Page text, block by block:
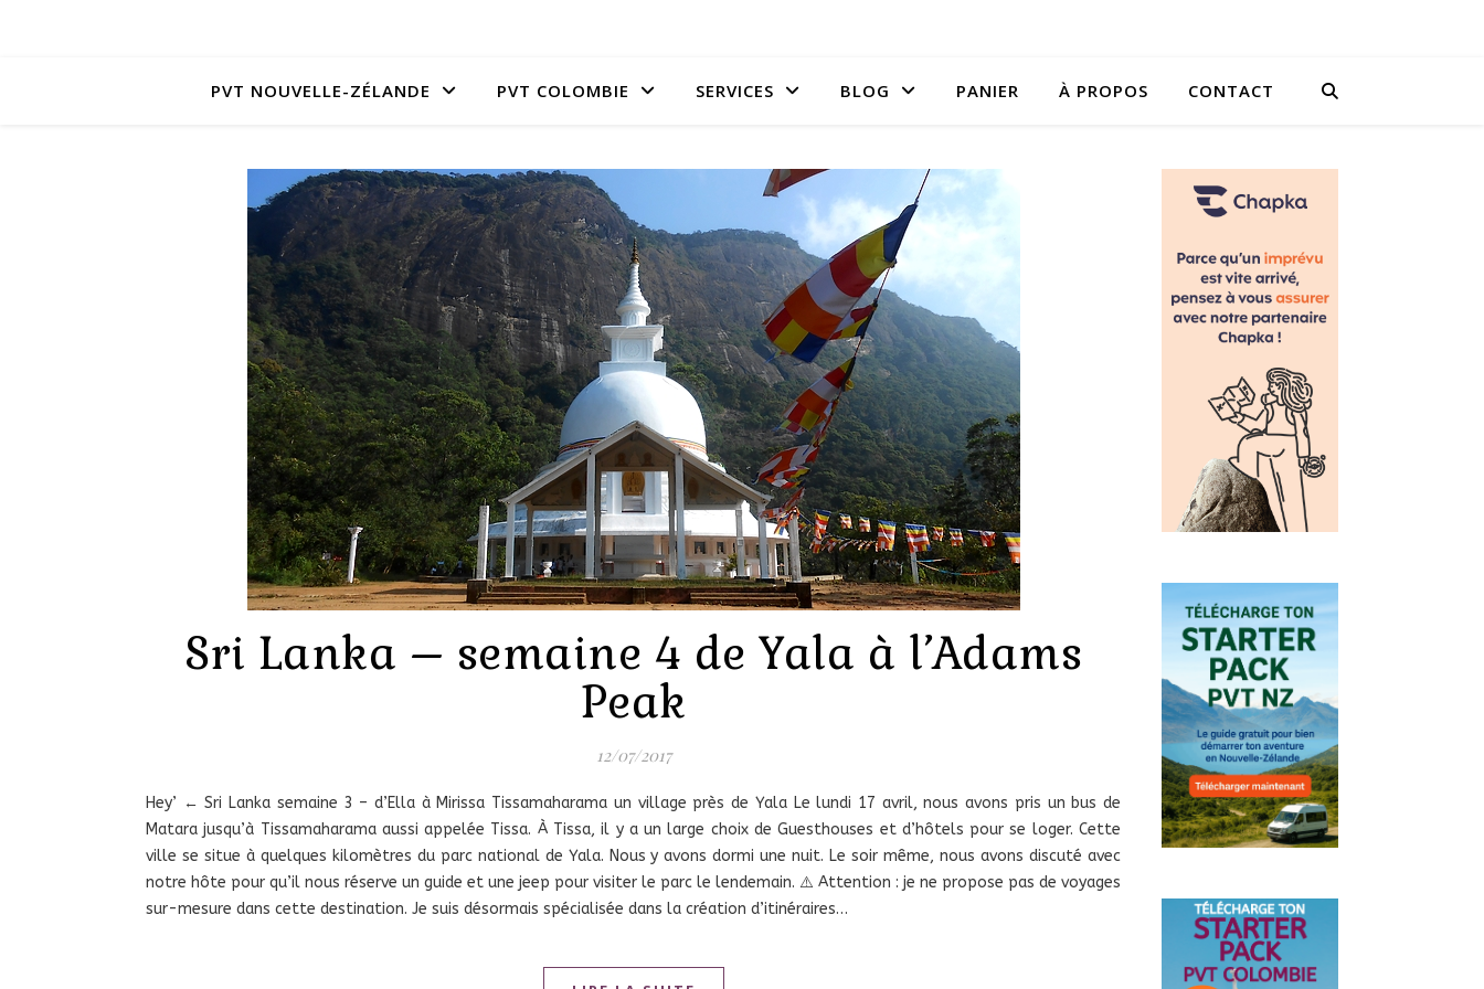
PVT NOUVELLE-ZÉLANDE PVT COLOMBIE SERVICES BLOG PANIER À PROPOS CONTACT
Sri Lanka – semaine 4 de Yala à l’Adams
Peak
12/07/2017
Hey’ ← Sri Lanka semaine 3 – d’Ella à Mirissa Tissamaharama un village près de Yala Le lundi 17 avril, nous avons pris un bus de
Matara jusqu’à Tissamaharama aussi appelée Tissa. À Tissa, il y a un large choix de Guesthouses et d’hôtels pour se loger. Cette
ville se situe à quelques kilomètres du parc national de Yala. Nous y avons dormi une nuit. Le soir même, nous avons discuté avec
notre hôte pour qu’il nous réserve un guide et une jeep pour visiter le parc le lendemain. ⚠️ Attention : je ne propose pas de voyages
sur-mesure dans cette destination. Je suis désormais spécialisée dans la création d’itinéraires…